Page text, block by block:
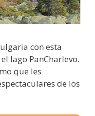
con esta
lago PanCharlevo.
que les
de los